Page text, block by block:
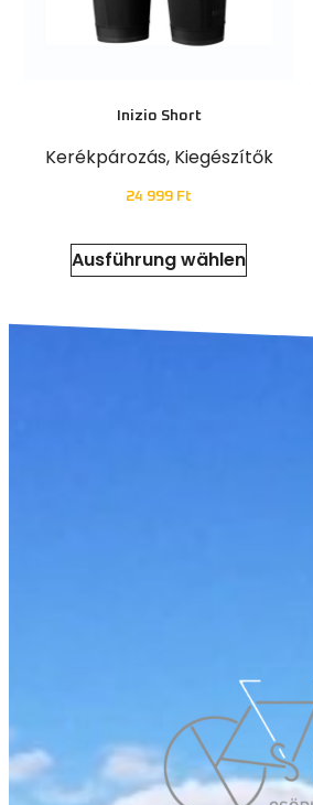
Inizio Short
Kerékpározás, Kiegészítők
24 999 Ft
Ausführung wählen